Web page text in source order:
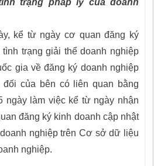
trạng pháp lý của doanh
kể từ ngày cơ quan đăng ký
trạng giải thể doanh nghiệp
gia về đăng ký doanh nghiệp
đối của bên có liên quan bằng
ngày làm việc kể từ ngày nhận
đăng ký kinh doanh cập nhật
nghiệp trên Cơ sở dữ liệu
nghiệp.